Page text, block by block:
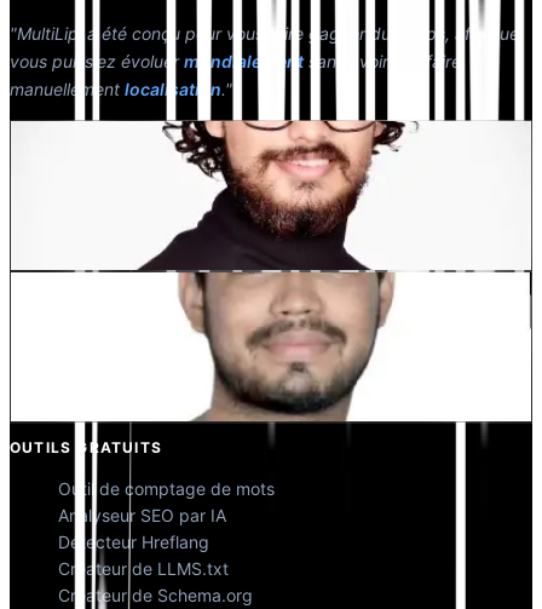
"MultiLipi a été conçu pour vous faire gagner du temps, afin que
vous puissiez évoluermondialementsans avoir à le faire
manuellement localisation."
Co-fondateur @MultiLipi
Kunal Singh Shekhawat
OUTILS GRATUITS
Outil de comptage de mots
Analyseur SEO par IA
Détecteur Hreflang
Créateur de LLMS.txt
Créateur de Schema.org